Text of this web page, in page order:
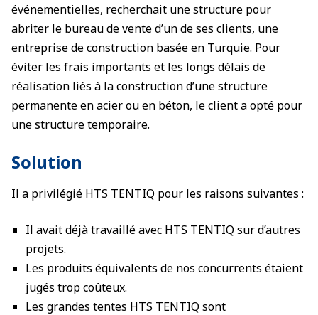
événementielles, recherchait une structure pour
abriter le bureau de vente d’un de ses clients, une
entreprise de construction basée en Turquie. Pour
éviter les frais importants et les longs délais de
réalisation liés à la construction d’une structure
permanente en acier ou en béton, le client a opté pour
une structure temporaire.
Solution
Il a privilégié HTS TENTIQ pour les raisons suivantes :
Il avait déjà travaillé avec HTS TENTIQ sur d’autres
projets.
Les produits équivalents de nos concurrents étaient
jugés trop coûteux.
Les grandes tentes HTS TENTIQ sont